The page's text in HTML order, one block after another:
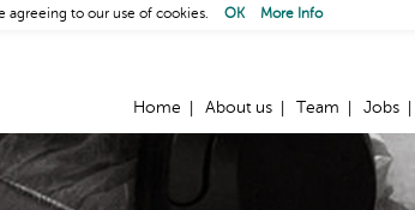
Home About us Team Jobs
agreeing to our use of cookies. OK More Info